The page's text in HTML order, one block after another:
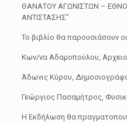
ΘΑΝΑΤΟΥ ΑΓΩΝΙΣΤΩΝ –
ΑΝΤΙΣΤΑΣΗΣ”
Το βιβλίο θα παρουσιάσουν
Κων/να Αδαμοπούλου,
Άδωνις Κύρου,
Γεώργιος Πασαμήτρος,
Η Εκδήλωση θα